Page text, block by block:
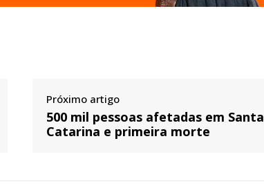
Próximo artigo
500 mil pessoas afetadas em Santa
Catarina e primeira morte